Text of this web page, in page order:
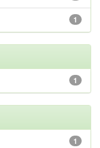
1
1
1